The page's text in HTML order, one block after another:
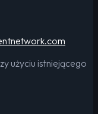
użyciu istniejącego